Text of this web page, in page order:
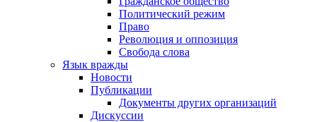
Политический режим
Право
Революция и оппозиция
Свобода слова
Язык вражды
Новости
Публикации
Документы других организаций
Дискуссии